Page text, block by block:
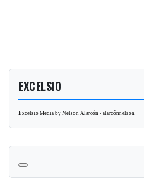
EXCELSIO
Excelsio Media by Nelson Alarcón - alarcónnelson